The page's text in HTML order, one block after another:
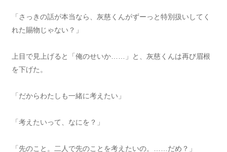
「さっきの話が本当なら、灰慈くんがずーっと特別扱いしてく
れた賜物じゃない？」
上目で見上げると「俺のせいか……」と、灰慈くんは再び眉根
を下げた。
「だからわたしも一緒に考えたい」
「考えたいって、なにを？」
「先のこと。二人で先のことを考えたいの。……だめ？」